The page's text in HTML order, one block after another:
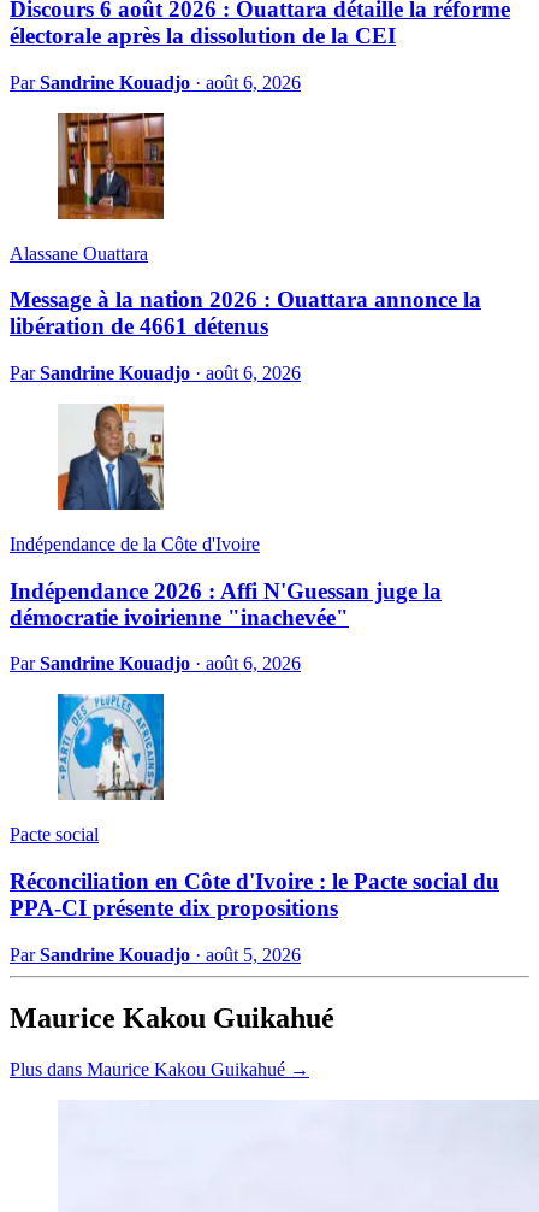
Discours 6 août 2026 : Ouattara détaille la réforme
électorale après la dissolution de la CEI
ParSandrine Kouadjo · août 6, 2026
Alassane Ouattara
Message à la nation 2026 : Ouattara annonce la
libération de 4661 détenus
ParSandrine Kouadjo · août 6, 2026
Indépendance de la Côte d'Ivoire
Indépendance 2026 : Affi N'Guessan juge la
démocratie ivoirienne "inachevée"
ParSandrine Kouadjo · août 6, 2026
Pacte social
Réconciliation en Côte d'Ivoire : le Pacte social du
PPA-CI présente dix propositions
ParSandrine Kouadjo · août 5, 2026
Maurice Kakou Guikahué
Plus dans Maurice Kakou Guikahué →